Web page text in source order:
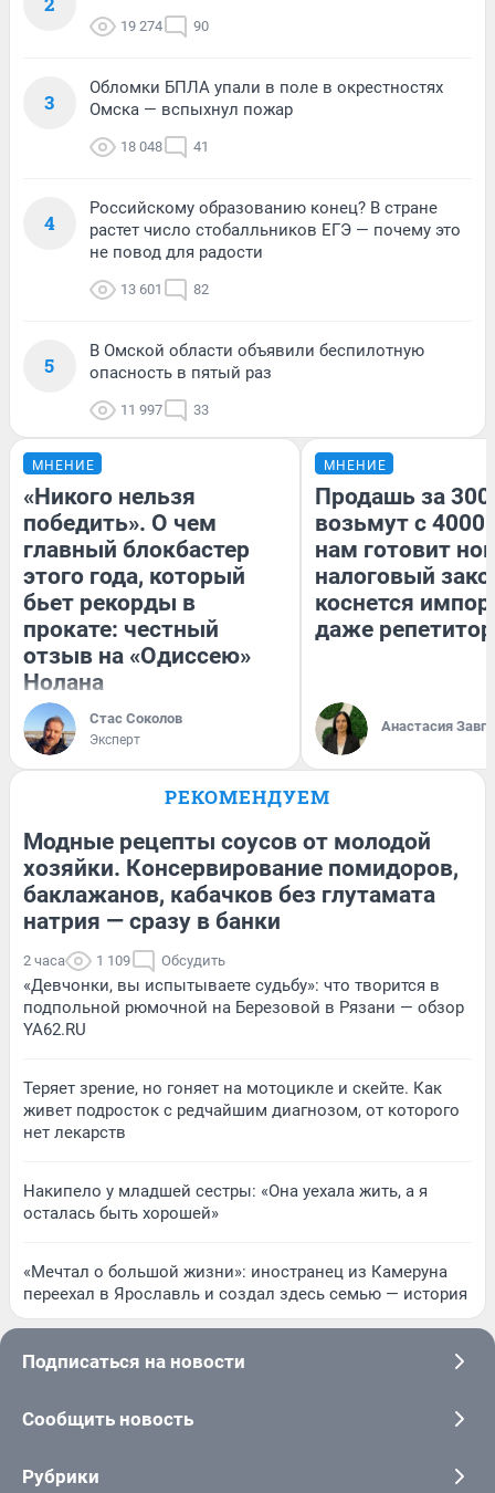
19 274 90
3
Обломки БПЛА упали в поле в окрестностях
Омска — вспыхнул пожар
18 048 41
4
Российскому образованию конец? В стране
растет число стобалльников ЕГЭ — почему это
не повод для радости
13 601 82
5
В Омской области объявили беспилотную
опасность в пятый раз
11 997 33
МНЕНИЕ
«Никого нельзя
победить». О чем
главный блокбастер
этого года, который
бьет рекорды в
прокате: честный
отзыв на «Одиссею»
Нолана
Стас Соколов
Эксперт
МНЕНИЕ
Продашь за
возьмут с
нам готовит
налоговый
коснется
даже
Анастасия
РЕКОМЕНДУЕМ
Модные рецепты соусов от молодой
хозяйки. Консервирование помидоров,
баклажанов, кабачков без глутамата
натрия — сразу в банки
2 часа 1 109 Обсудить
«Девчонки, вы испытываете судьбу»: что творится в
подпольной рюмочной на Березовой в Рязани — обзор
YA62.RU
Теряет зрение, но гоняет на мотоцикле и скейте. Как
живет подросток с редчайшим диагнозом, от которого
нет лекарств
Накипело у младшей сестры: «Она уехала жить, а я
осталась быть хорошей»
«Мечтал о большой жизни»: иностранец из Камеруна
переехал в Ярославль и создал здесь семью — история
Подписаться на новости
Сообщить новость
Рубрики